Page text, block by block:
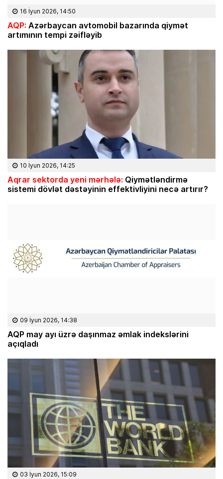
16 İyun 2026, 14:50
AQP: Azərbaycan avtomobil bazarında qiymət
artımının tempi zəifləyib
10 İyun 2026, 14:25
Aqrar sektorda yeni mərhələ: Qiymətləndirmə
sistemi dövlət dəstəyinin effektivliyini necə artırır?
09 İyun 2026, 14:38
AQP may ayı üzrə daşınmaz əmlak indekslərini
açıqladı
03 İyun 2026, 15:09